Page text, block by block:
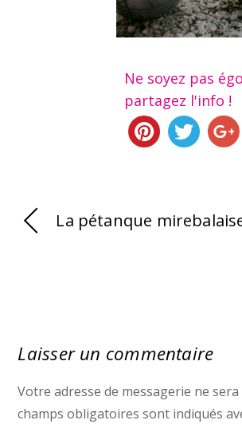
Ne soyez pas
partagez l'info !
La pétanque
Laisser un commentaire
Votre adresse de messagerie ne
champs obligatoires sont indiqués